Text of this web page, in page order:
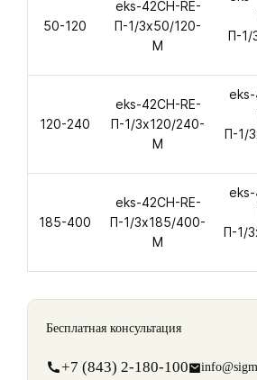
50-120
eks-42CH-RE-
П-1/3х50/120-
M
П-1/
120-240
eks-42CH-RE-
П-1/3х120/240-
M
eks-
П-1/
185-400
eks-42CH-RE-
П-1/3х185/400-
M
eks-
П-1/
Бесплатная консультация
+7 (843) 2-180-100